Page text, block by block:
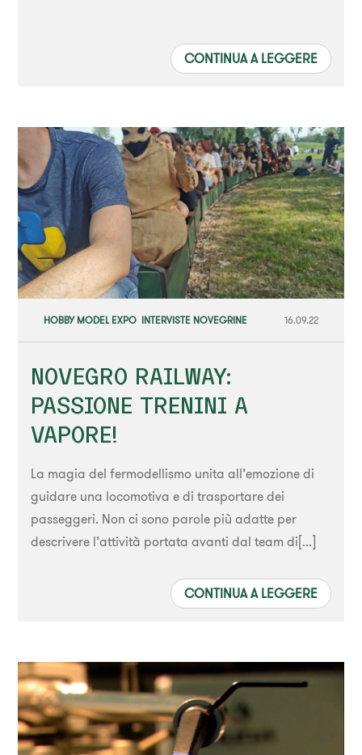
CONTINUA A LEGGERE
HOBBY MODEL EXPO INTERVISTE NOVEGRINE 16.09.22
NOVEGRO RAILWAY:
PASSIONE TRENINI A
VAPORE!
La magia del fermodellismo unita all’emozione di
guidare una locomotiva e di trasportare dei
passeggeri. Non ci sono parole più adatte per
descrivere l’attività portata avanti dal team di[...]
CONTINUA A LEGGERE